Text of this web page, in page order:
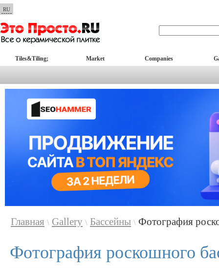
RU
Tiles&Tiling; Market Companies
Главная \ Gallery \ Бассейны \ Фотография
Фотография роскошного